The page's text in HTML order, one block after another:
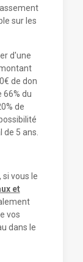
sur les
d'une
de don
66% du
de
5 ans.
si vous le
et
vos
dans le